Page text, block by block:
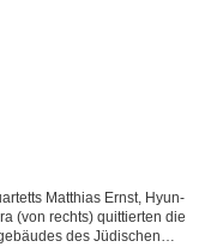
Matthias Ernst, Hyun-
(von rechts) quittierten die
des Jüdischen